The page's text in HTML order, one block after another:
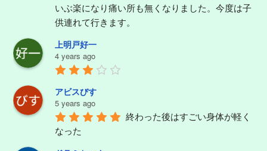
いぶ楽になり痛い所も無くなりました。今度は子
供連れて行きます。
上明戸好一
4 years ago
アビスびす
5 years ago
終わった後はすごい身体が軽く
なった